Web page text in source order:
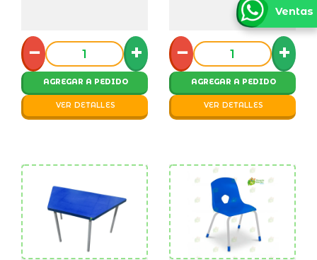
− +
AGREGAR A PEDIDO
VER DETALLES
− +
AGREGAR A PEDIDO
VER DETALLES
Ventas